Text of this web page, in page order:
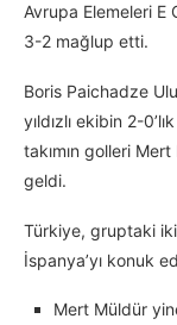
Avrupa Elemeleri E
3-2 mağlup etti.
Boris Paichadze
yıldızlı ekibin 2-
takımın golleri
geldi.
Türkiye, gruptaki
İspanya’yı konuk
Mert Müldür